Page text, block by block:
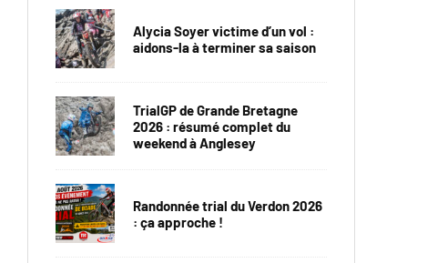
Alycia Soyer victime d’un vol :
aidons-la à terminer sa saison
TrialGP de Grande Bretagne
2026 : résumé complet du
weekend à Anglesey
Randonnée trial du Verdon 2026
: ça approche !